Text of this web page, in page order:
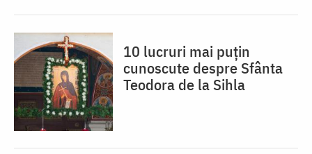
10 lucruri mai puțin
cunoscute despre Sfânta
Teodora de la Sihla